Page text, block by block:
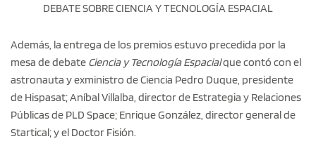
DEBATE SOBRE CIENCIA Y TECNOLOGÍA ESPACIAL
Además, la entrega de los premios estuvo precedida por la
mesa de debate Ciencia y Tecnología Espacialque contó con el
astronauta y exministro de Ciencia Pedro Duque, presidente
de Hispasat; Aníbal Villalba, director de Estrategia y Relaciones
Públicas de PLD Space; Enrique González, director general de
Startical; y el Doctor Fisión.